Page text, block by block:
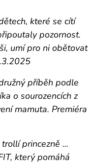
které se cítí
pozornost.
umí pro ni obětovat
příběh podle
o sourozencích z
mamuta. Premiéra
princezně ...
který pomáhá